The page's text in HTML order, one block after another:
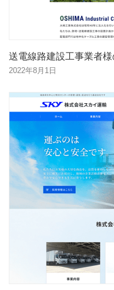
送電線路建設工事業者
2022年8月1日